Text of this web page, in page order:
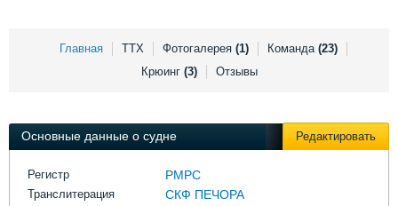
Личности
Форум
Главная ТТХ Фотогалерея (1) Команда (23)
Крюинг (3) Отзывы
Основные данные о судне Редактировать
Регистр РМРС
Транслитерация СКФ ПЕЧОРА